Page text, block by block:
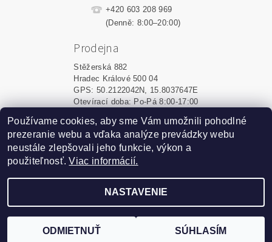
+420 603 208 969
(Denně: 8:00–20:00)
Prodejna
Stěžerská 882
Hradec Králové 500 04
GPS: 50.2122042N, 15.8037647E
Otevírací doba: Po-Pá 8:00-17:00
Shoptet.sk MôjPrvýEshop.sk
Vytvoril Shoptet
Podle zákona o evidenci tržeb je prodávající povinen
vystavit kupujícímu účtenku. Zároveň je povinen zaevidovat
Používame cookies, aby sme Vám umožnili pohodlné
prezeranie webu a vďaka analýze prevádzky webu
neustále zlepšovali jeho funkcie, výkon a
použiteľnosť.Viac informácií.
NASTAVENIE
ODMIETNUŤ SÚHLASÍM